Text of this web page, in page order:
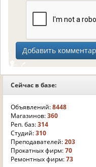
Сейчас в базе:
Объявлений:8448
Магазинов:360
Реп. баз:314
Студий:310
Преподавателей:203
Прокатных фирм:70
Ремонтных фирм:73